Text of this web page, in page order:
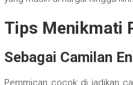
Tips Menikmati
Sebagai Camilan
Pemmican cocok di jadikan